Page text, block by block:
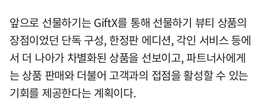
앞으로 선물하기는 GiftX를 통해 선물하기 뷰티 상품의
장점이었던 단독 구성, 한정판 에디션, 각인 서비스 등에
서 더 나아가 차별화된 상품을 선보이고, 파트너사에게
는 상품 판매와 더불어 고객과의 접점을 활성할 수 있는
기회를 제공한다는 계획이다.